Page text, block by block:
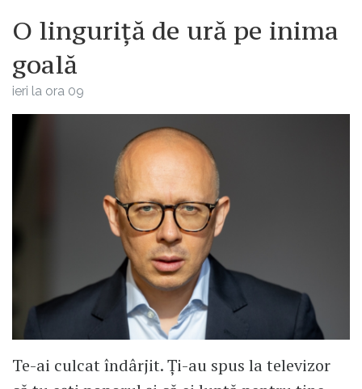
O linguriță de ură pe inima
goală
ieri la ora 09
Te-ai culcat îndârjit. Ți-au spus la televizor